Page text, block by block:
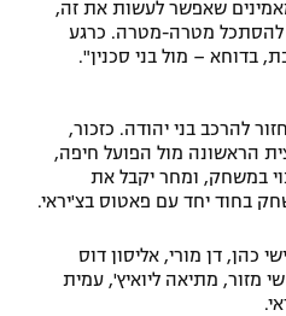
שאפשר לעשות את זה,
להסתכל מטרה-מטרה. כרגע
בדוחא – מול בני סכנין".
להרכב בני יהודה. כזכור,
הראשונה מול הפועל חיפה,
במשחק, ומחר יקבל את
בחוד יחד עם פאטוס בצ'יראי.
כהן, דן מורי, אליסון דוס
מזור, מתיאה ליואיץ', עמית